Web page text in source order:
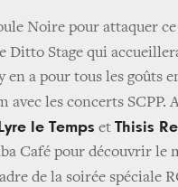
Noire pour attaquer
Ditto Stage qui
en a pour tous les goûts
avec les concerts
Lyre le Temps et Thisis
Café pour découvrir le
de la soirée spéciale